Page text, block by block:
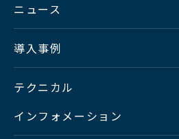
ニュース
導入事例
テクニカル
インフォメーション